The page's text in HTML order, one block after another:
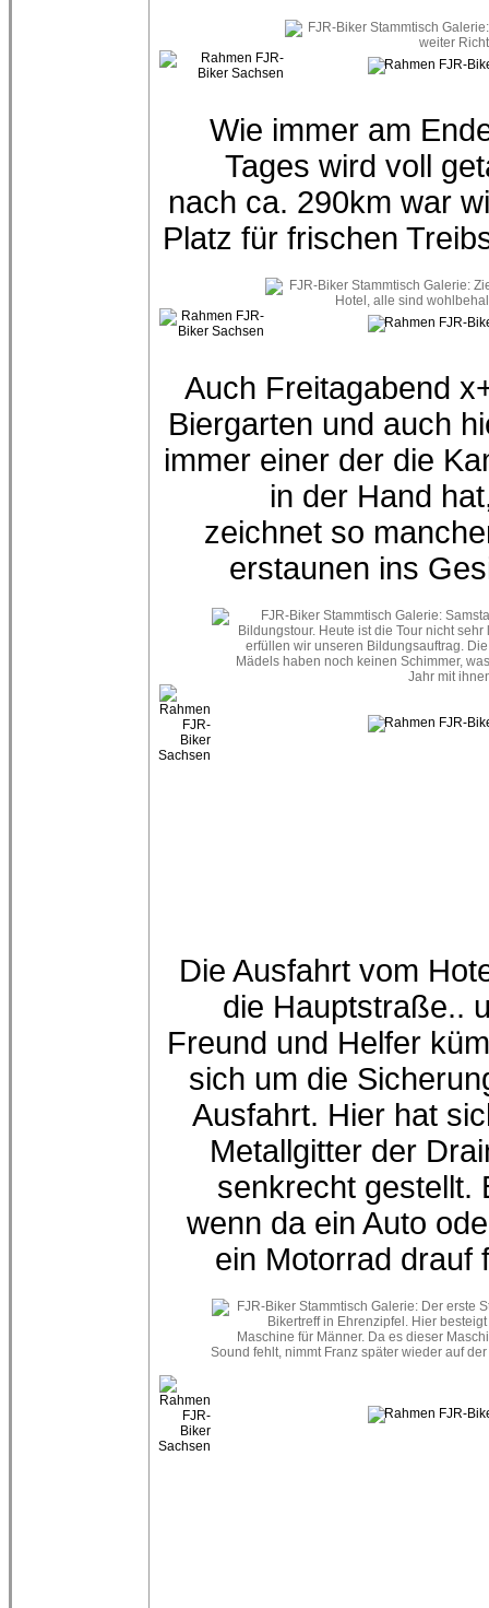
Wie immer am
Tages wird voll
nach ca. 290km war
Platz für frischen
Auch Freitagabend
Biergarten und auch
immer einer der die
in der Hand
zeichnet so
erstaunen ins
Die Ausfahrt vom
die Hauptstraße..
Freund und Helfer
sich um die
Ausfahrt. Hier hat
Metallgitter der
senkrecht gestellt.
wenn da ein Auto
ein Motorrad drauf